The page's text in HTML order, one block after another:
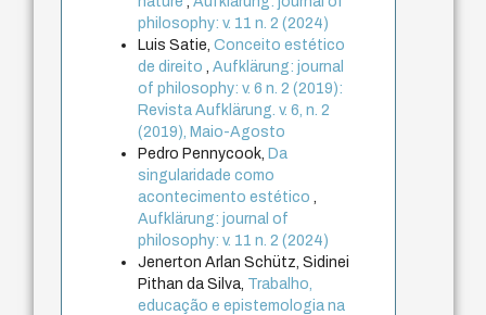
philosophy: v. 11 n. 2 (2024)
Luis Satie,Conceito estético
de direito
,Aufklärung: journal
of philosophy: v. 6 n. 2 (2019):
Revista Aufklärung. v. 6, n. 2
(2019), Maio-Agosto
Pedro Pennycook,Da
singularidade como
acontecimento estético
Aufklärung: journal of
philosophy: v. 11 n. 2 (2024)
Jenerton Arlan Schütz, Sidinei
Pithan da Silva, Trabalho,
educação e epistemologia na